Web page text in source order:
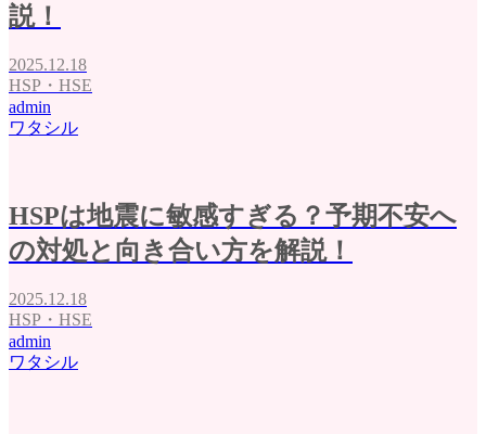
説！
2025.12.18
HSP・HSE
admin
ワタシル
HSPは地震に敏感すぎる？予期不安へ
の対処と向き合い方を解説！
2025.12.18
HSP・HSE
admin
ワタシル